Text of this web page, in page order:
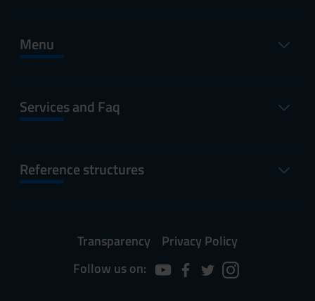
Menu
Services and Faq
Reference structures
Transparency
Privacy Policy
Follow us on: